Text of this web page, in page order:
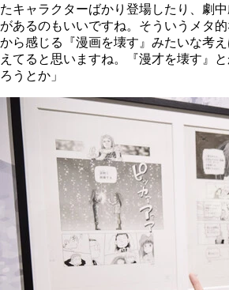
たキャラクターばかり登場したり、劇
があるのもいいですね。そういうメタ
から感じる『漫画を壊す』みたいな考
えてると思いますね。『漫才を壊す』
ろうとか」